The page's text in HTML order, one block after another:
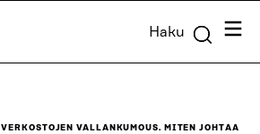
Haku
VERKOSTOJEN VALLANKUMOUS. MITEN JOHTAA